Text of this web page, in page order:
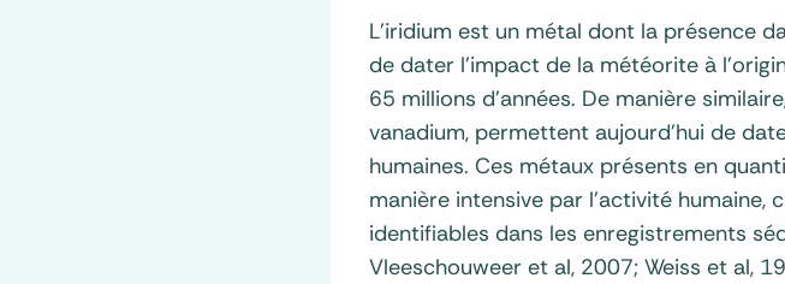
L’iridium est un métal dont la présence
de dater l’impact de la météorite à
65 millions d’années. De manière
vanadium, permettent aujourd’hui de
humaines. Ces métaux présents en
manière intensive par l’activité
identifiables dans les enregistrements
Vleeschouweer et al, 2007; Weiss et al,